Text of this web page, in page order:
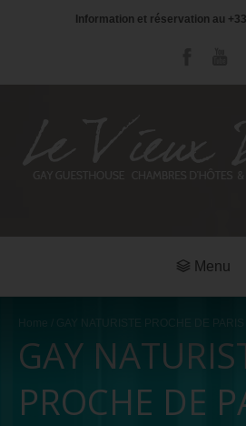
Information et réservation au
Menu
GAY
PROCHE DE